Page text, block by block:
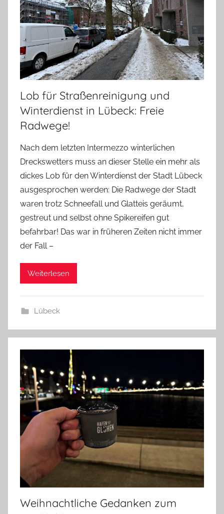
Lob für Straßenreinigung und
Winterdienst in Lübeck: Freie
Radwege!
Nach dem letzten Intermezzo winterlichen
Dreckswetters muss an dieser Stelle ein mehr als
dickes Lob für den Winterdienst der Stadt Lübeck
ausgesprochen werden: Die Radwege der Stadt
waren trotz Schneefall und Glatteis geräumt,
gestreut und selbst ohne Spikereifen gut
befahrbar! Das war in früheren Zeiten nicht immer
der Fall –
Weiterlesen
Lübeck
Weihnachtliche Gedanken zum